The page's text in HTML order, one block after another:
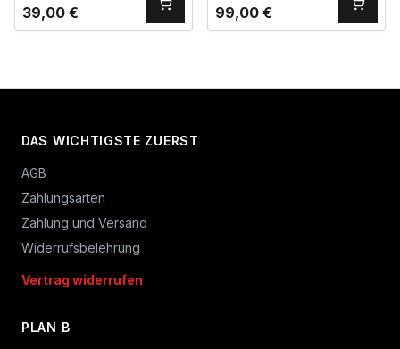
39,00 € 99,00 €
DAS WICHTIGSTE ZUERST
AGB
Zahlungsarten
Zahlung und Versand
Widerrufsbelehrung
Vertrag widerrufen
PLAN B